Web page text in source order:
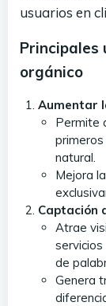
usuarios en
Principales
orgánico
Aumentar
Permite
natural.
Mejora
Captación
Atrae
de
Genera